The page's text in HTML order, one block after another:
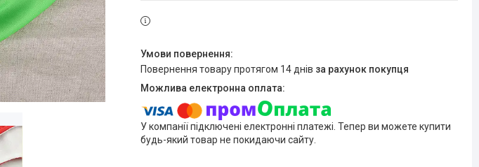
повернення товару протягом 14 днів за рахунок покупця
У компанії підключені електронні платежі. Тепер ви можете купити
будь-який товар не покидаючи сайту.